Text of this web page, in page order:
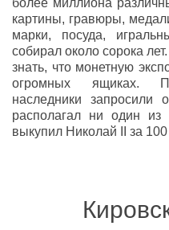
картины, гравюры,
марки, посуда,
собирал около сорока
знать, что монетную
огромных ящиках.
наследники запросили
располагал ни один из
выкупил Николай II за